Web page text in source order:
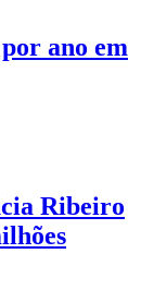
ano em
Ribeiro